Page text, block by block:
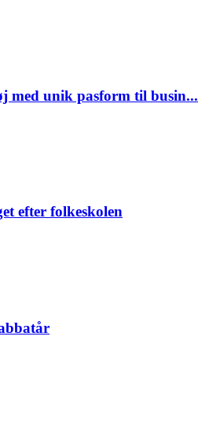
med unik pasform til busin...
efter folkeskolen